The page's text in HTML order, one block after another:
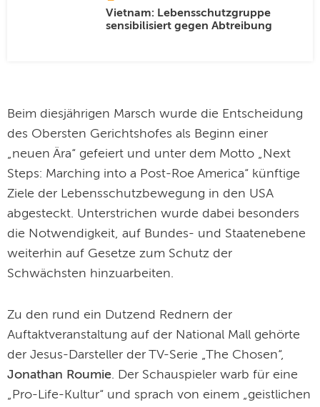
Vietnam: Lebensschutzgruppe
sensibilisiert gegen Abtreibung
Beim diesjährigen Marsch wurde die Entscheidung
des Obersten Gerichtshofes als Beginn einer
„neuen Ära“ gefeiert und unter dem Motto „Next
Steps: Marching into a Post-Roe America“ künftige
Ziele der Lebensschutzbewegung in den USA
abgesteckt. Unterstrichen wurde dabei besonders
die Notwendigkeit, auf Bundes- und Staatenebene
weiterhin auf Gesetze zum Schutz der
Schwächsten hinzuarbeiten.
Zu den rund ein Dutzend Rednern der
Auftaktveranstaltung auf der National Mall gehörte
der Jesus-Darsteller der TV-Serie „The Chosen“,
Jonathan Roumie. Der Schauspieler warb für eine
„Pro-Life-Kultur“ und sprach von einem „geistlichen